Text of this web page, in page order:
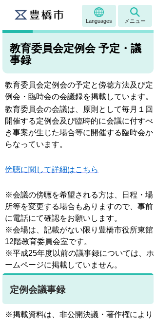
Languages メニュー
教育委員会定例会 予定・議
事録
教育委員会定例会の予定と傍聴方法及び定
例会・臨時会の会議録を掲載しています。
教育委員会の会議は、原則として毎月１回
開催する定例会及び臨時的に会議に付すべ
き事案が生じた場合等に開催する臨時会か
らなっています。
傍聴に関して詳細はこちら
※会議の傍聴を希望される方は、日程・場
所等を変更する場合もありますので、事前
に電話にて確認をお願いします。
※会場は、記載がない限り豊橋市役所東館
12階教育委員会室です。
※平成25年度以前の議事録については、ホ
ームページに掲載していません。
定例会議事録
※掲載資料は、非公開決議・著作権により